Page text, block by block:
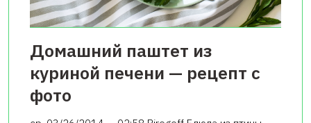
Домашний паштет из
куриной печени — рецепт с
фото